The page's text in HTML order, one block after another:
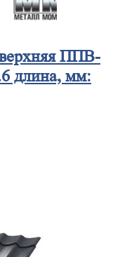
ППВ-
длина, мм: